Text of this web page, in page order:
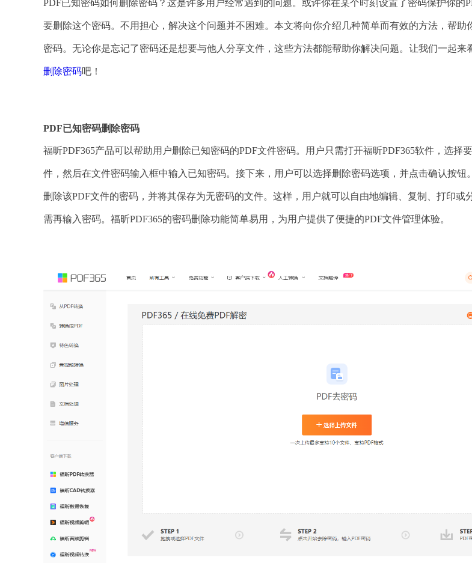
PDF已知密码如何删除密码？这是许多用户经常遇到的问题。或许你在某个时刻设置了密码保护你的
要删除这个密码。不用担心，解决这个问题并不困难。本文将向你介绍几种简单而有效的方法，帮助
密码。无论你是忘记了密码还是想要与他人分享文件，这些方法都能帮助你解决问题。让我们一起来
删除密码吧！
PDF已知密码删除密码
福昕PDF365产品可以帮助用户删除已知密码的PDF文件密码。用户只需打开福昕PDF365软件，选择
件，然后在文件密码输入框中输入已知密码。接下来，用户可以选择删除密码选项，并点击确认按钮
删除该PDF文件的密码，并将其保存为无密码的文件。这样，用户就可以自由地编辑、复制、打印或
需再输入密码。福昕PDF365的密码删除功能简单易用，为用户提供了便捷的PDF文件管理体验。